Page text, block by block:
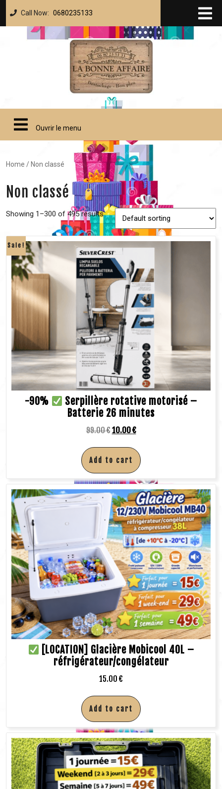
Call Now: 0680235133
Ouvrir le menu
Home / Non classé
Non classé
Showing 1–300 of 495 results
Sale!
-90%
Serpillère rotative motorisé –
Batterie 26 minutes
99.00€10.00€
Add to cart
[LOCATION] Glacière Mobicool 40L –
réfrigérateur/congélateur
15.00 €
Add to cart